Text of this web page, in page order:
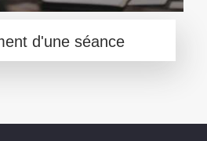
d'une séance